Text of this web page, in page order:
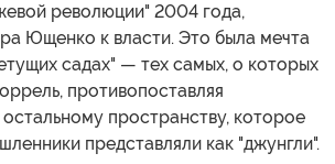
революции" 2004 года,
Ющенко к власти. Это была мечта
садах" — тех самых, о которых
противопоставляя
пространству, которое
представляли как "джунгли".